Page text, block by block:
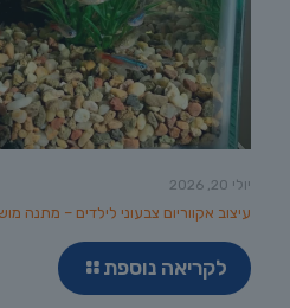
יולי 20, 2026
עיצוב אקווריום צבעוני לילדים – מתנה
לקריאה נוספת